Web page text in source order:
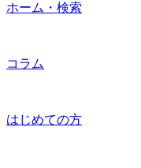
ホーム・検索
コラム
はじめての方